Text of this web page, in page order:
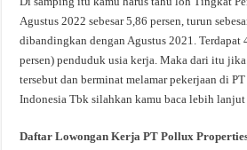
Agustus 2022 sebesar 5,86 persen, turun
dibandingkan dengan Agustus 2021. Terdapat
persen) penduduk usia kerja. Maka dari itu
tersebut dan berminat melamar pekerjaan di
Indonesia Tbk silahkan kamu baca lebih lanjut
Daftar Lowongan Kerja PT Pollux